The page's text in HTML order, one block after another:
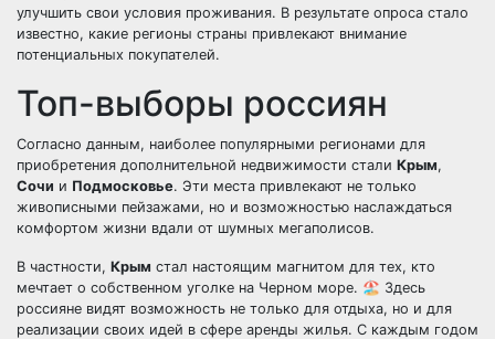
улучшить свои условия проживания. В результате опроса стало
известно, какие регионы страны привлекают внимание
потенциальных покупателей.
Топ-выборы россиян
Согласно данным, наиболее популярными регионами для
приобретения дополнительной недвижимости стали Крым,
Сочи и Подмосковье. Эти места привлекают не только
живописными пейзажами, но и возможностью наслаждаться
комфортом жизни вдали от шумных мегаполисов.
В частности, Крым стал настоящим магнитом для тех, кто
мечтает о собственном уголке на Черном море. 🏖️ Здесь
россияне видят возможность не только для отдыха, но и для
реализации своих идей в сфере аренды жилья. С каждым годом